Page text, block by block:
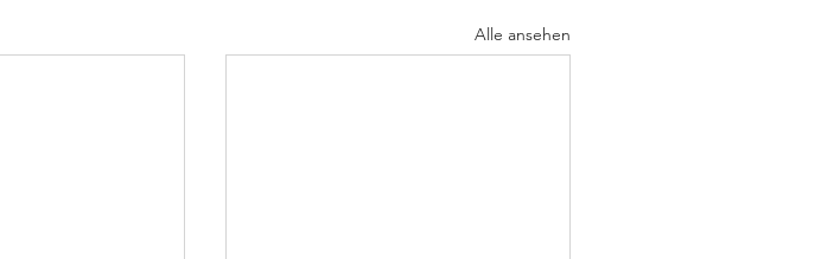
Alle ansehen